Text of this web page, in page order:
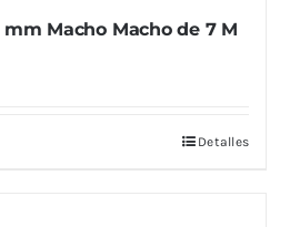
mm Macho Macho de 7 M
Detalles